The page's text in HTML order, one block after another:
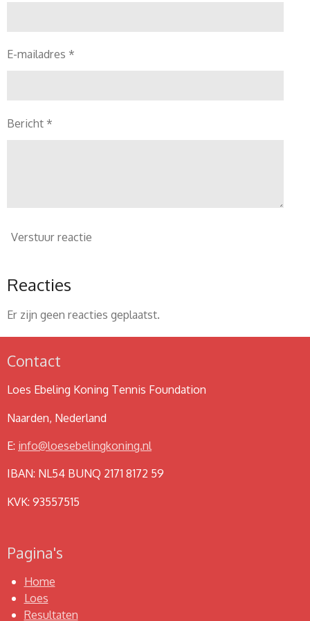
E-mailadres *
Bericht *
Verstuur reactie
Reacties
Er zijn geen reacties geplaatst.
Contact
Loes Ebeling Koning Tennis Foundation
Naarden, Nederland
E: info@loesebelingkoning.nl
IBAN: NL54 BUNQ 2171 8172 59
KVK: 93557515
Pagina's
Home
Loes
Resultaten